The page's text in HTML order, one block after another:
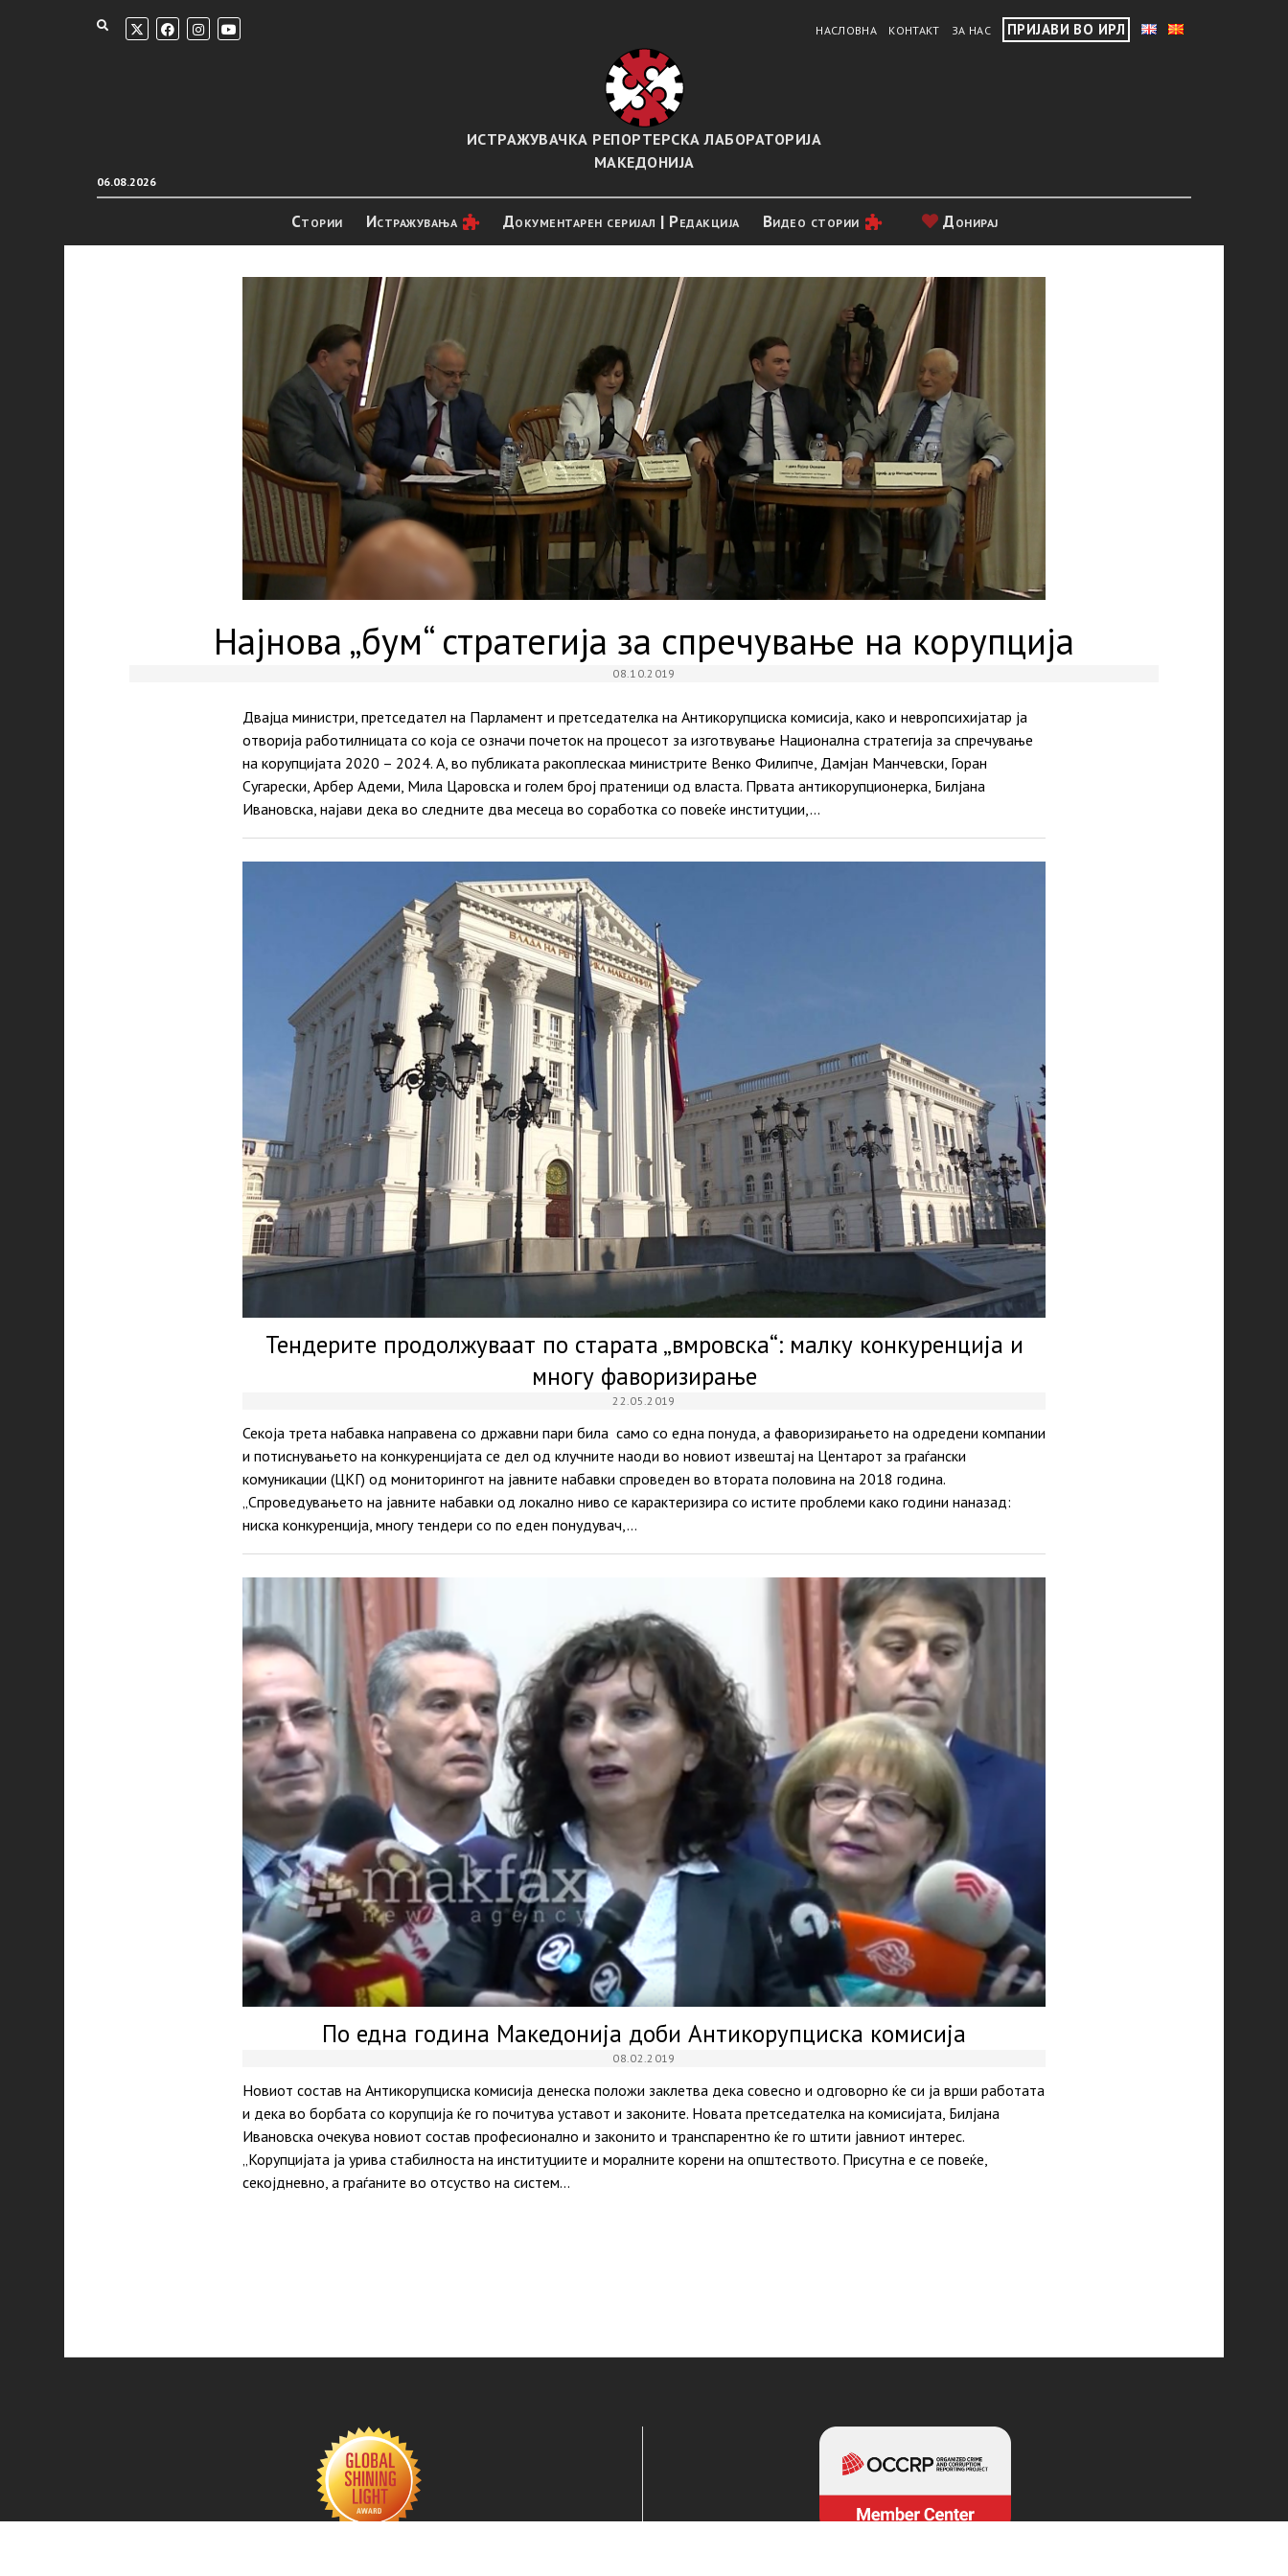
НАСЛОВНА КОНТАКТ ЗА НАС ПРИЈАВИ ВО ИРЛ
06.08.2026
ИСТРАЖУВАЧКА РЕПОРТЕРСКА ЛАБОРАТОРИЈА
МАКЕДОНИЈА
Стории Истражувањa Документарен серијал | Редакција Видео стории Донирај
Најнова „бум“ стратегија за спречување на корупција
08.10.2019
Двајца министри, претседател на Парламент и претседателка на Антикорупциска комисија, како и невропсихијатар ја
отворија работилницата со која се означи почеток на процесот за изготвување Национална стратегија за спречување
на корупцијата 2020 – 2024. А, во публиката ракоплескаа министрите Венко Филипче, Дамјан Манчевски, Горан
Сугарески, Арбер Адеми, Мила Царовска и голем број пратеници од власта. Првата антикорупционерка, Билјана
Ивановска, најави дека во следните два месеца во соработка со повеќе институции,…
Тендерите продолжуваат по старата „вмровска“: малку конкуренција и
многу фаворизирање
22.05.2019
Секоја трета набавка направена со државни пари била само со една понуда, а фаворизирањето на одредени компании
и потиснувањето на конкуренцијата се дел од клучните наоди во новиот извештај на Центарот за граѓански
комуникации (ЦКГ) од мониторингот на јавните набавки спроведен во втората половина на 2018 година.
„Спроведувањето на јавните набавки од локално ниво се карактеризира со истите проблеми како години наназад:
ниска конкуренција, многу тендери со по еден понудувач,…
По една година Македонија доби Антикорупциска комисија
08.02.2019
Новиот состав на Антикорупциска комисија денеска положи заклетва дека совесно и одговорно ќе си ја врши работата
и дека во борбата со корупција ќе го почитува уставот и законите. Новата претседателка на комисијата, Билјана
Ивановска очекува новиот состав професионално и законито и транспарентно ќе го штити јавниот интерес.
„Корупцијата ја урива стабилноста на институциите и моралните корени на општеството. Присутна е се повеќе,
секојдневно, а граѓаните во отсуство на систем…